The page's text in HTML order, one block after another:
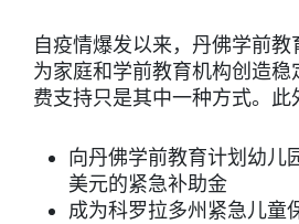
自疫情爆发以来，丹佛学前
为家庭和学前教育机构创造稳
费支持只是其中一种方式。此
向丹佛学前教育计划幼儿
美元的紧急补助金
成为科罗拉多州紧急儿童